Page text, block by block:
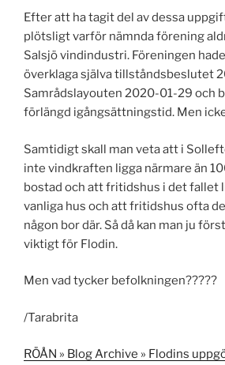
Efter att ha tagit del av dessa
plötsligt varför nämnda förening
Salsjö vindindustri. Föreningen
överklaga själva tillståndsbeslutet
Samrådslayouten 2020-01-29 och
förlängd igångsättningstid. Men
Samtidigt skall man veta att i
inte vindkraften ligga närmare än
bostad och att fritidshus i det fallet
vanliga hus och att fritidshus ofta
någon bor där. Så då kan man ju
viktigt för Flodin.
Men vad tycker befolkningen?????
/Tarabrita
RÖÅN » Blog Archive » Flodins